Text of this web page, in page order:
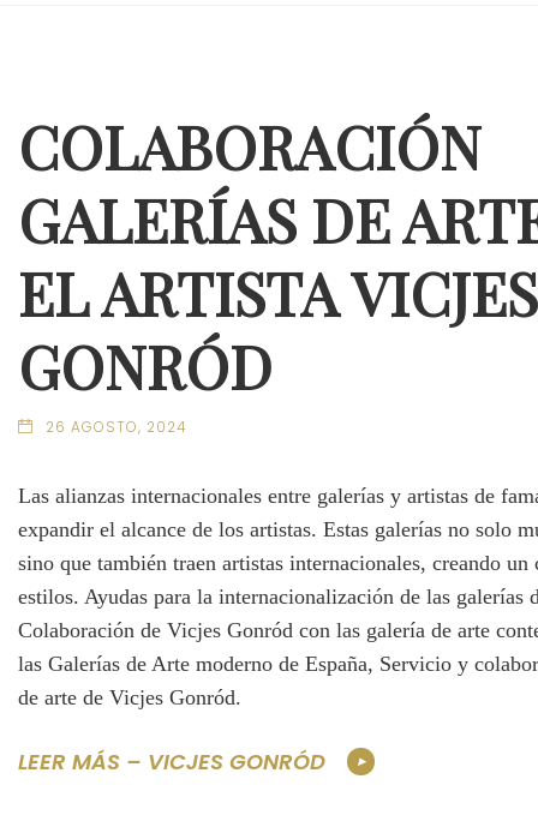
COLABORACIÓN
GALERÍAS DE
EL ARTISTA VICJES
GONRÓD
26 AGOSTO, 2024
Las alianzas internacionales entre galerías y artistas de
expandir el alcance de los artistas. Estas galerías no solo
sino que también traen artistas internacionales, creando
estilos. Ayudas para la internacionalización de las galerías
Colaboración de Vicjes Gonród con las galería de arte
las Galerías de Arte moderno de España, Servicio y
de arte de Vicjes Gonród.
LEER MÁS – VICJES GONRÓD